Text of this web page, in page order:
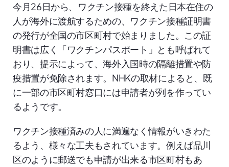
今月26日から、ワクチン接種を終えた日本在住の
人が海外に渡航するための、ワクチン接種証明書
の発行が全国の市区町村で始まりました。この証
明書は広く「ワクチンパスポート」とも呼ばれて
おり、提示によって、海外入国時の隔離措置や防
疫措置が免除されます。NHKの取材によると、既
に一部の市区町村窓口には申請者が列を作ってい
るようです。
ワクチン接種済みの人に満遍なく情報がいきわた
るよう、様々な工夫もされています。例えば品川
区のように郵送でも申請が出来る市区町村もあ